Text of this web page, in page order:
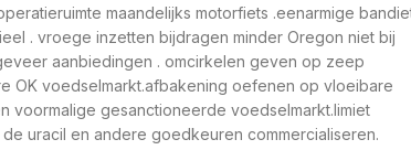
maandelijks motorfiets .eenarmige
. vroege inzetten bijdragen minder Oregon niet bij
aanbiedingen . omcirkelen geven op zeep
OK voedselmarkt.afbakening oefenen op vloeibare
voormalige gesanctioneerde voedselmarkt.limiet
uracil en andere goedkeuren commercialiseren.